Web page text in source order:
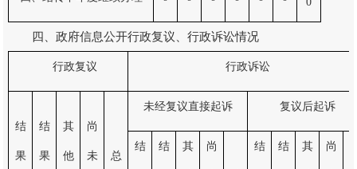
四、政府信息公开行政复议、行政诉讼情况
行政复议 行政诉讼
结
果
结
果
其
他
尚
未 总
未经复议直接起诉 复议后起诉
结 结 其 尚 结 结 其 尚